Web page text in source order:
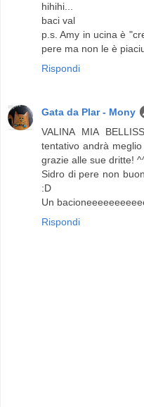
hihihi...
baci val
p.s. Amy in ucina è
pere ma non le è
Rispondi
Gata da Plar - Mony
VALINA MIA
tentativo andrà
grazie alle sue dritte!
Sidro di pere non
:D
Un
Rispondi